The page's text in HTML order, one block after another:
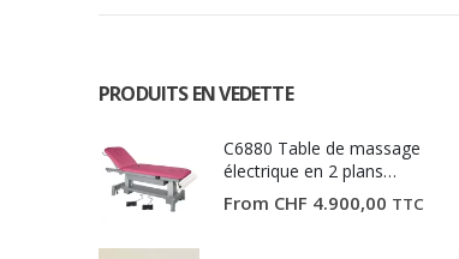
PRODUITS EN VEDETTE
C6880 Table de massage
électrique en 2 plans
Ecopostural
From CHF 4.900,00 TTC